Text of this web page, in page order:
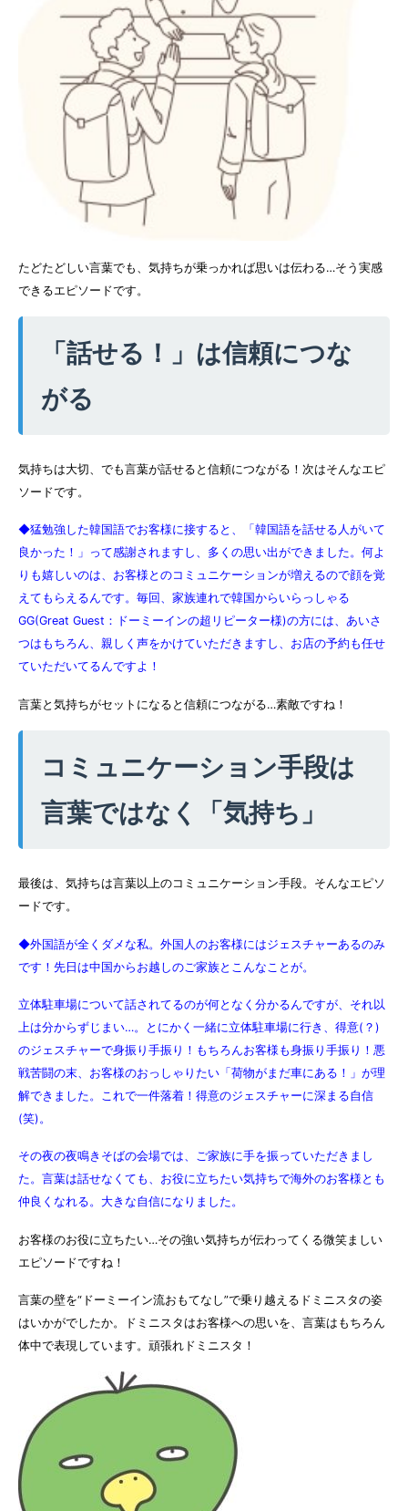
たどたどしい言葉でも、気持ちが乗っかれば思いは伝わる…そう実感
できるエピソードです。
「話せる！」は信頼につな
がる
気持ちは大切、でも言葉が話せると信頼につながる！次はそんなエピ
ソードです。
◆猛勉強した韓国語でお客様に接すると、「韓国語を話せる人がいて
良かった！」って感謝されますし、多くの思い出ができました。何よ
りも嬉しいのは、お客様とのコミュニケーションが増えるので顔を覚
えてもらえるんです。毎回、家族連れで韓国からいらっしゃる
GG(Great Guest：ドーミーインの超リピーター様)の方には、あいさ
つはもちろん、親しく声をかけていただきますし、お店の予約も任せ
ていただいてるんですよ！
言葉と気持ちがセットになると信頼につながる…素敵ですね！
コミュニケーション手段は
言葉ではなく「気持ち」
最後は、気持ちは言葉以上のコミュニケーション手段。そんなエピソ
ードです。
◆外国語が全くダメな私。外国人のお客様にはジェスチャーあるのみ
です！先日は中国からお越しのご家族とこんなことが。
立体駐車場について話されてるのが何となく分かるんですが、それ以
上は分からずじまい…。とにかく一緒に立体駐車場に行き、得意(？)
のジェスチャーで身振り手振り！もちろんお客様も身振り手振り！悪
戦苦闘の末、お客様のおっしゃりたい「荷物がまだ車にある！」が理
解できました。これで一件落着！得意のジェスチャーに深まる自信
(笑)。
その夜の夜鳴きそばの会場では、ご家族に手を振っていただきまし
た。言葉は話せなくても、お役に立ちたい気持ちで海外のお客様とも
仲良くなれる。大きな自信になりました。
お客様のお役に立ちたい…その強い気持ちが伝わってくる微笑ましい
エピソードですね！
言葉の壁を“ドーミーイン流おもてなし”で乗り越えるドミニスタの姿
はいかがでしたか。ドミニスタはお客様への思いを、言葉はもちろん
体中で表現しています。頑張れドミニスタ！